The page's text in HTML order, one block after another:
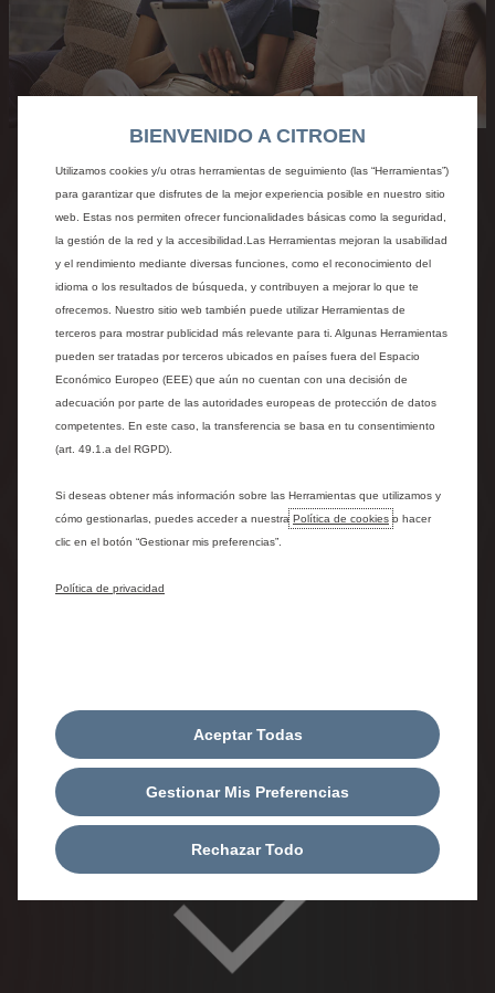
1. CONFIGURE OR SELECT IN
STOCK CAR
Choose your version, color and options or select a vehicle
2. SELECT A DEALERSHIP
Select your favorite dealership., a payment method (cash or
monthly) and registration options.
BIENVENIDO A CITROEN
Utilizamos cookies y/u otras herramientas de seguimiento (las “Herramientas”)
para garantizar que disfrutes de la mejor experiencia posible en nuestro sitio
web. Estas nos permiten ofrecer funcionalidades básicas como la seguridad,
la gestión de la red y la accesibilidad.Las Herramientas mejoran la usabilidad
y el rendimiento mediante diversas funciones, como el reconocimiento del
idioma o los resultados de búsqueda, y contribuyen a mejorar lo que te
ofrecemos. Nuestro sitio web también puede utilizar Herramientas de
terceros para mostrar publicidad más relevante para ti. Algunas Herramientas
pueden ser tratadas por terceros ubicados en países fuera del Espacio
Económico Europeo (EEE) que aún no cuentan con una decisión de
adecuación por parte de las autoridades europeas de protección de datos
competentes. En este caso, la transferencia se basa en tu consentimiento
(art. 49.1.a del RGPD).
Si deseas obtener más información sobre las Herramientas que utilizamos y
cómo gestionarlas, puedes acceder a nuestra Política de cookies o hacer
clic en el botón “Gestionar mis preferencias”.
Política de privacidad
Gestionar Mis Preferencias
Aceptar Todas
Rechazar Todo